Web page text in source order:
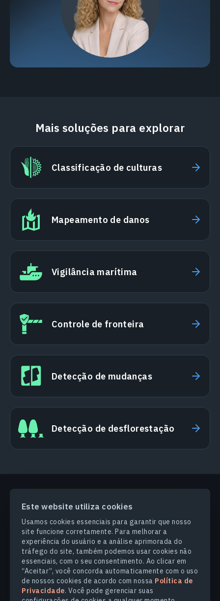
Este website utiliza cookies
Usamos cookies essenciais para garantir que nosso
site funcione corretamente. Para melhorar a
experiência do usuário e a análise aprimorada do
tráfego do site, também podemos usar cookies não
essenciais, com o seu consentimento. Ao clicar em
“Aceitar”, você concorda automaticamente com o uso
de nossos cookies de acordo com nossa Política de
Privacidade. Você pode gerenciar suas
Mais soluções para explorar
Classificação de culturas
Mapeamento de danos
Vigilância marítima
Controle de fronteira
Detecção de mudanças
Detecção de desflorestação
PRODUCTS & SOLUTIONS
SETORES
COMPANHIA
EXPLORE